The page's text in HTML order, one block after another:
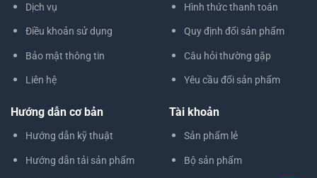
Dịch vụ
Điều khoản sử dụng
Bảo mật thông tin
Liên hệ
Hình thức thanh toán
Quy định đổi sản phẩm
Câu hỏi thường gặp
Yêu cầu đổi sản phẩm
Hướng dẫn cơ bản
Hướng dẫn kỹ thuật
Hướng dẫn tải sản phẩm
Tài khoản
Sản phẩm lẻ
Bộ sản phẩm